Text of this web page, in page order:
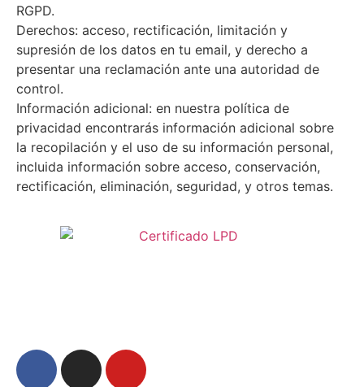
RGPD.
Derechos: acceso, rectificación, limitación y
supresión de los datos en tu email, y derecho a
presentar una reclamación ante una autoridad de
control.
Información adicional: en nuestra política de
privacidad encontrarás información adicional sobre
la recopilación y el uso de su información personal,
incluida información sobre acceso, conservación,
rectificación, eliminación, seguridad, y otros temas.